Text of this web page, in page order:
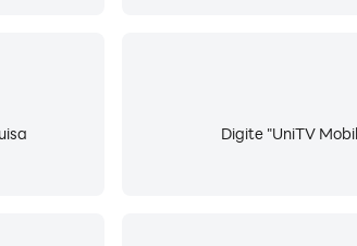
Digite "UniTV